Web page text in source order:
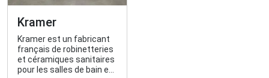
Kramer
Kramer est un fabricant
français de robinetteries
et céramiques sanitaires
pour les salles de bain et